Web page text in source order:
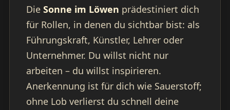
Die Sonne im Löwen prädestiniert dich
für Rollen, in denen du sichtbar bist: als
Führungskraft, Künstler, Lehrer oder
Unternehmer. Du willst nicht nur
arbeiten – du willst inspirieren.
Anerkennung ist für dich wie Sauerstoff;
ohne Lob verlierst du schnell deine